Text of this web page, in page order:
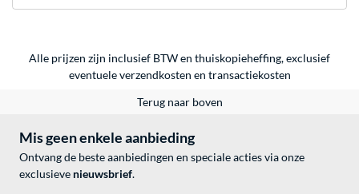
Alle prijzen zijn inclusief BTW en thuiskopieheffing, exclusief
eventueleverzendkosten en transactiekosten
Terug naar boven
Mis geen enkele aanbieding
Ontvang de beste aanbiedingen en speciale acties via onze
exclusieve nieuwsbrief.